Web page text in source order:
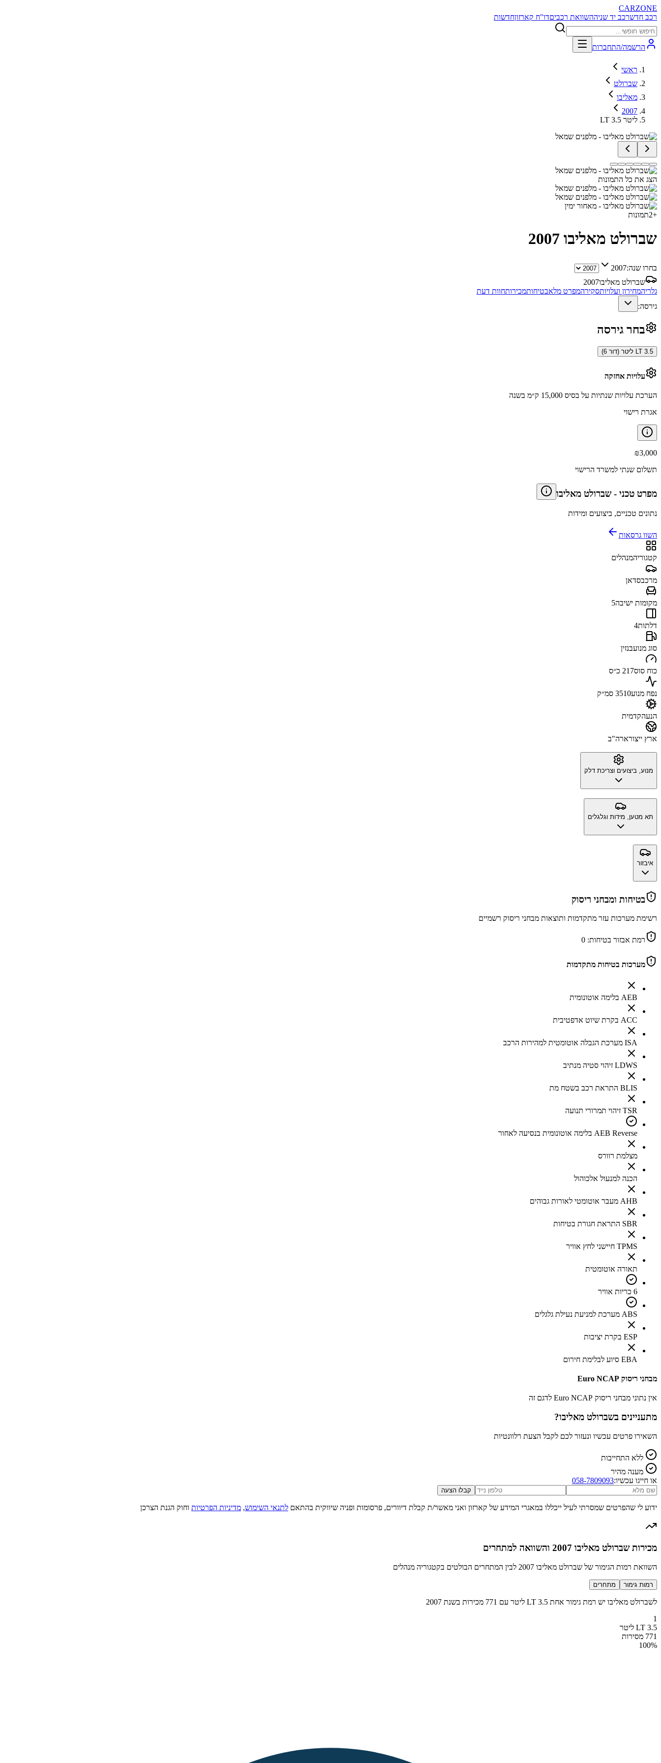
CARZONE
רכב חדשרכב יד שניההשוואת רכביםדו"ח קארזוןחדשות
הרשמה/התחברות
ראשי
שברולט
מאליבו
2007
LT 3.5 ליטר
הצג את כל התמונות
+
2תמונות
שברולט מאליבו 2007
בחרו שנה:2007
שברולט מאליבו2007
גלריהמחירון ועלויותסקירהמפרט מלאבטיחותמכירותחוות דעת
גירסה:
בחר גירסה
LT 3.5 ליטר (דור 6)
עלויות אחזקה
הערכת עלויות שנתיות על בסיס 15,000 ק״מ בשנה
אגרת רישוי
₪3,000
תשלום שנתי למשרד הרישוי
מפרט טכני - שברולט מאליבו
נתונים טכניים, ביצועים ומידות
השוו גרסאות
קטגוריהמנהלים
מרכבסדאן
מקומות ישיבה5
דלתות4
סוג מנועבנזין
כוח סוס217 כ״ס
נפח מנוע3510 סמ״ק
הנעהקדמית
ארץ ייצורארה"ב
מנוע, ביצועים וצריכת דלק
תא מטען, מידות וגלגלים
איבזור
בטיחות ומבחני ריסוק
רשימת מערכות עזר מתקדמות ותוצאות מבחני ריסוק רשמיים
רמת אבזור בטיחות: 0
מערכות בטיחות מתקדמות
AEB בלימה אוטונומית
ACC בקרת שיוט אדפטיבית
ISA מערכת הגבלה אוטומטית למהירות הרכב
LDWS זיהוי סטיה מנתיב
BLIS התראת רכב בשטח מת
TSR זיהוי תמרורי תנועה
AEB Reverse בלימה אוטונומית בנסיעה לאחור
מצלמת רוורס
הכנה למנעול אלכוהול
AHB מעבר אוטומטי לאורות גבוהים
SBR התראת חגורת בטיחות
TPMS חיישני לחץ אוויר
תאורה אוטומטית
6 כריות אוויר
ABS מערכת למניעת נעילת גלגלים
ESP בקרת יציבות
EBA סיוע לבלימת חירום
מבחני ריסוק Euro NCAP
אין נתוני מבחני ריסוק Euro NCAP לדגם זה
מתעניינים בשברולט מאליבו?
השאירו פרטים עכשיו ונעזור לכם לקבל הצעת רלוונטיות
ללא התחייבות
מענה מהיר
או חייגו עכשיו:058-7809093
קבלו הצעה
ידוע לי שהפרטים שמסרתי לעיל ייכללו במאגרי המידע של קארזון ואני מאשר/ת קבלת דיוורים, פרסומות ופניה שיווקית בהתאם לתנאי השימוש, מדיניות הפרטיות וחוק הגנת הצרכן
מכירות שברולט מאליבו 2007 והשוואה למתחרים
השוואת רמות הגימור של שברולט מאליבו 2007 לבין המתחרים הבולטים בקטגוריה מנהלים
רמות גימור מתחרים
לשברולט מאליבו יש רמת גימור אחת LT 3.5 ליטר עם 771 מכירות בשנת 2007
1
LT 3.5 ליטר
771 מסירות
100%